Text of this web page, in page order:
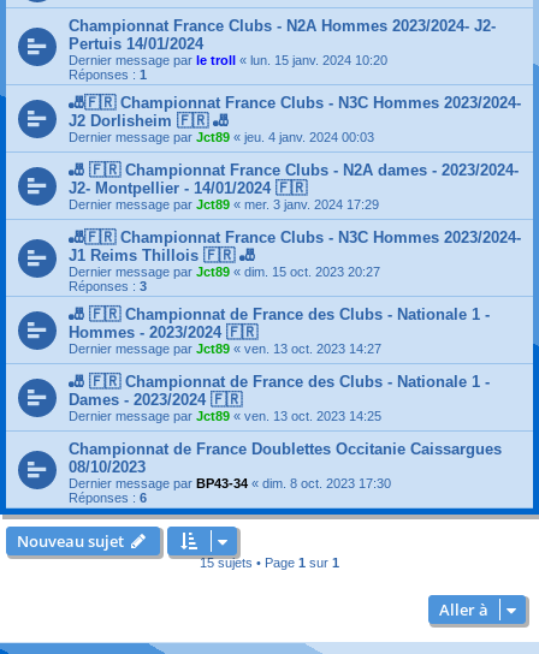
Championnat France Clubs - N2A Hommes 2023/2024- J2-
Pertuis 14/01/2024
Dernier message par le troll « lun. 15 janv. 2024 10:20
Réponses : 1
🎳🇫🇷 Championnat France Clubs - N3C Hommes 2023/2024-
J2 Dorlisheim 🇫🇷 🎳
Dernier message par Jct89 « jeu. 4 janv. 2024 00:03
🎳 🇫🇷 Championnat France Clubs - N2A dames - 2023/2024-
J2- Montpellier - 14/01/2024 🇫🇷
Dernier message par Jct89 « mer. 3 janv. 2024 17:29
🎳🇫🇷 Championnat France Clubs - N3C Hommes 2023/2024-
J1 Reims Thillois 🇫🇷 🎳
Dernier message par Jct89 « dim. 15 oct. 2023 20:27
Réponses : 3
🎳 🇫🇷 Championnat de France des Clubs - Nationale 1 -
Hommes - 2023/2024 🇫🇷
Dernier message par Jct89 « ven. 13 oct. 2023 14:27
🎳 🇫🇷 Championnat de France des Clubs - Nationale 1 -
Dames - 2023/2024 🇫🇷
Dernier message par Jct89 « ven. 13 oct. 2023 14:25
Championnat de France Doublettes Occitanie Caissargues
08/10/2023
Dernier message par BP43-34 « dim. 8 oct. 2023 17:30
Réponses : 6
Nouveau sujet
15 sujets • Page 1 sur 1
Aller à